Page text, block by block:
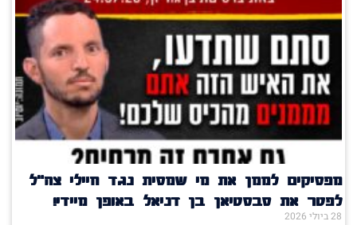
מפסיקים לממן את מי שמסית נגד חיילי צה"ל
לפטר את סבסטיאן בן דניאל באופן מיידי!
28 ביולי 2026